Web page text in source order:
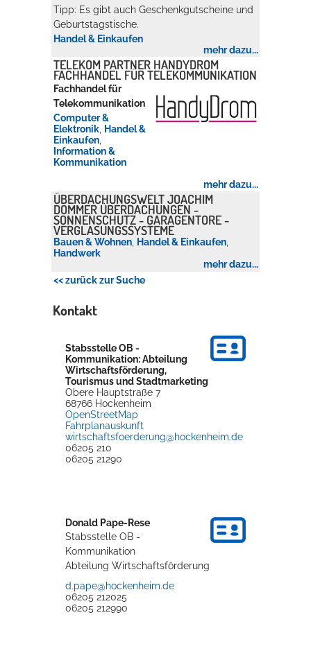
Tipp: Es gibt auch Geschenkgutscheine und
Geburtstagstische.
Handel & Einkaufen
mehr dazu...
TELEKOM PARTNER HANDYDROM
FACHHANDEL FÜR TELEKOMMUNIKATION
Fachhandel für
Telekommunikation
Computer &
Elektronik,
Handel &
Einkaufen,
Information &
Kommunikation
mehr dazu...
ÜBERDACHUNGSWELT JOACHIM
DOMMER ÜBERDACHUNGEN -
SONNENSCHUTZ - GARAGENTORE -
VERGLASUNGSSYSTEME
Bauen & Wohnen, Handel & Einkaufen,
Handwerk
mehr dazu...
<< zurück zur Suche
Kontakt
Stabsstelle OB -
Kommunikation: Abteilung
Wirtschaftsförderung,
Tourismus und Stadtmarketing
Obere Hauptstraße 7
68766 Hockenheim
OpenStreetMap
Fahrplanauskunft
wirtschaftsfoerderung@hockenheim.de
06205 210
06205 21290
Donald Pape-Rese
Stabsstelle OB -
Kommunikation
Abteilung Wirtschaftsförderung
d.pape@hockenheim.de
06205 212025
06205 212990